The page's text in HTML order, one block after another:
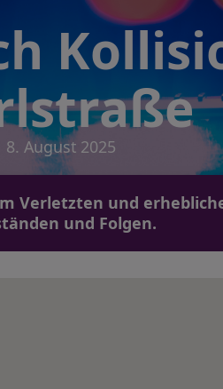
8. August 2025
Verletzten und
und Folgen.